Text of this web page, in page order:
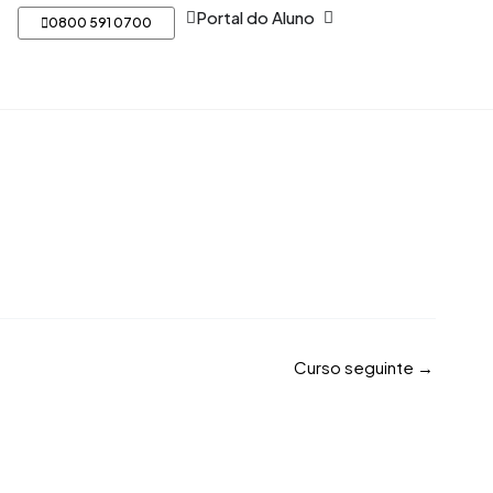
0800 591 0700 Portal do Aluno Open Portal do Aluno
Curso seguinte →